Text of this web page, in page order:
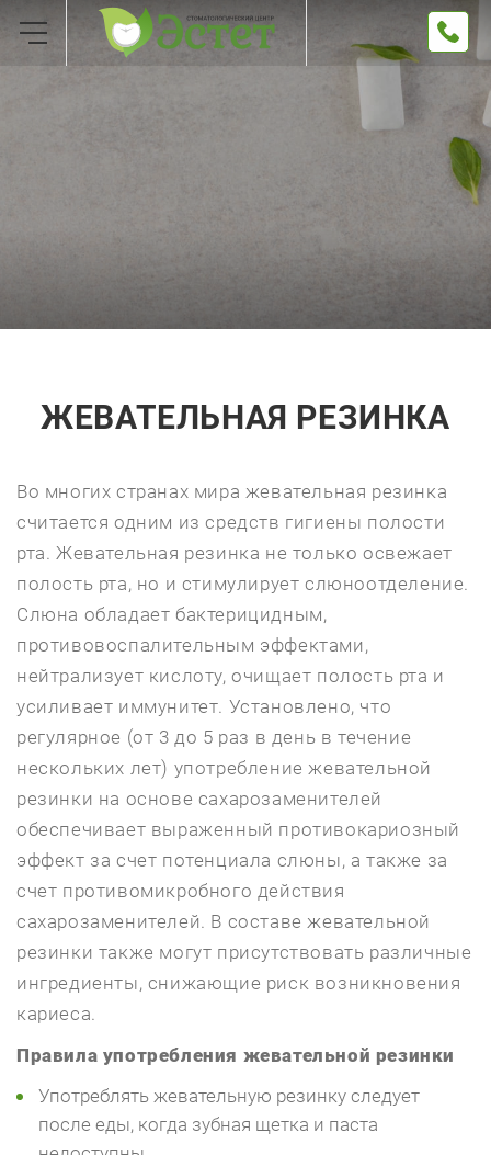
ЖЕВАТЕЛЬНАЯ РЕЗИНКА
Во многих странах мира жевательная резинка
считается одним из средств гигиены полости
рта. Жевательная резинка не только освежает
полость рта, но и стимулирует слюноотделение.
Слюна обладает бактерицидным,
противовоспалительным эффектами,
нейтрализует кислоту, очищает полость рта и
усиливает иммунитет. Установлено, что
регулярное (от 3 до 5 раз в день в течение
нескольких лет) употребление жевательной
резинки на основе сахарозаменителей
обеспечивает выраженный противокариозный
эффект за счет потенциала слюны, а также за
счет противомикробного действия
сахарозаменителей. В составе жевательной
резинки также могут присутствовать различные
ингредиенты, снижающие риск возникновения
кариеса.
Правила употребления жевательной резинки
Употреблять жевательную резинку следует
после еды, когда зубная щетка и паста